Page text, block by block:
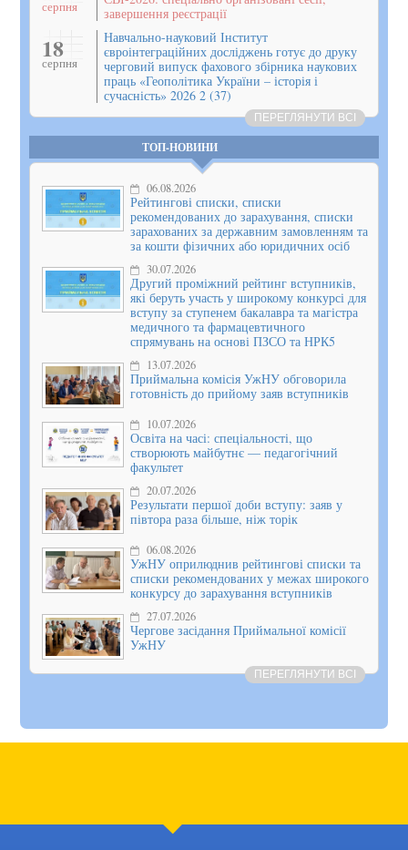
серпня
завершення реєстрації
18
серпня
Навчально-науковий Інститут
євроінтеграційних досліджень готує до друку
черговий випуск фахового збірника наукових
праць «Геополітика України – історія і
сучасність» 2026 2 (37)
ПЕРЕГЛЯНУТИ ВСІ
ТОП-НОВИНИ
06.08.2026
Рейтингові списки, списки
рекомендованих до зарахування, списки
зарахованих за державним замовленням та
за кошти фізичних або юридичних осіб
30.07.2026
Другий проміжний рейтинг вступників,
які беруть участь у широкому конкурсі для
вступу за ступенем бакалавра та магістра
медичного та фармацевтичного
спрямувань на основі ПЗСО та НРК5
13.07.2026
Приймальна комісія УжНУ обговорила
готовність до прийому заяв вступників
10.07.2026
Освіта на часі: спеціальності, що
створюють майбутнє — педагогічний
факультет
20.07.2026
Результати першої доби вступу: заяв у
півтора раза більше, ніж торік
06.08.2026
УжНУ оприлюднив рейтингові списки та
списки рекомендованих у межах широкого
конкурсу до зарахування вступників
27.07.2026
Чергове засідання Приймальної комісії
УжНУ
ПЕРЕГЛЯНУТИ ВСІ